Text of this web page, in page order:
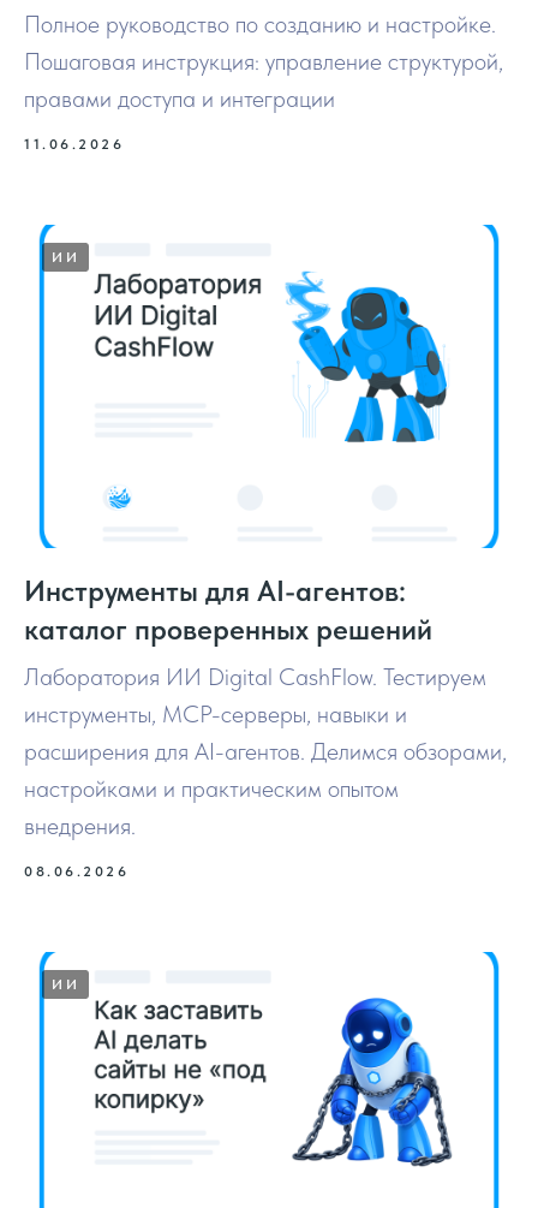
Полное руководство по созданию и настройке.
Пошаговая инструкция: управление структурой,
правами доступа и интеграции
11.06.2026
ИИ
Инструменты для AI-агентов:
каталог проверенных решений
Лаборатория ИИ Digital CashFlow. Тестируем
инструменты, MCP-серверы, навыки и
расширения для AI-агентов. Делимся обзорами,
настройками и практическим опытом
внедрения.
08.06.2026
ИИ